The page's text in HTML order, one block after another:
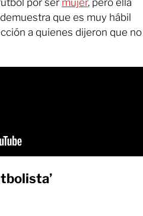
que es muy hábil
a quienes dijeron que no